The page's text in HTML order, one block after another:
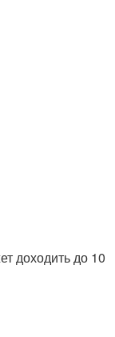
доходить до 10